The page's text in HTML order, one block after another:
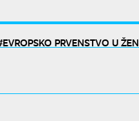
EVROPSKO PRVENSTVO U